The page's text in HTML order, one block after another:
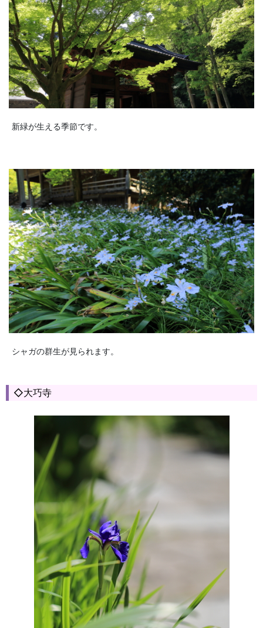
新緑が生える季節です。
シャガの群生が見られます。
◇大巧寺